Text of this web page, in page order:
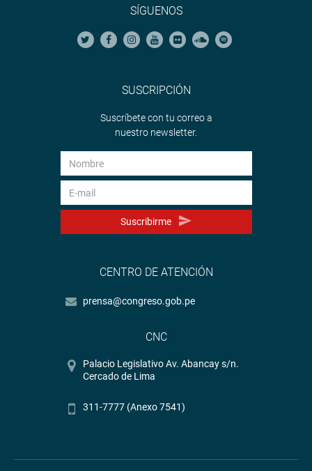
SÍGUENOS
SUSCRIPCIÓN
Suscríbete con tu correo a
nuestro newsletter.
Suscribirme
CENTRO DE ATENCIÓN
prensa@congreso.gob.pe
CNC
Palacio Legislativo Av. Abancay s/n.
Cercado de Lima
311-7777 (Anexo 7541)